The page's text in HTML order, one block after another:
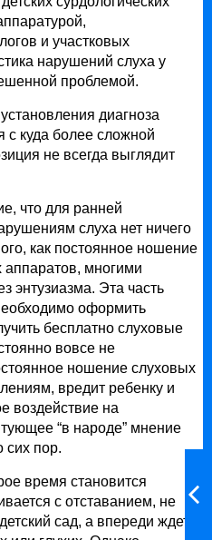
и участковых
нарушений слуха у
проблемой.
диагноза
с куда более сложной
не всегда выглядит
что для ранней
слуха нет ничего
как постоянное ношение
многими
энтузиазма. Эта часть
оформить
бесплатно слуховые
вовсе не
ношение слуховых
вредит ребенку и
воздействие на
“в народе” мнение
сих пор.
время становится
с отставанием, не
сад, а впереди ждет